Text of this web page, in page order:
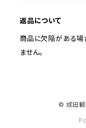
返品について
商品に欠陥がある場
ません。
© 成田観